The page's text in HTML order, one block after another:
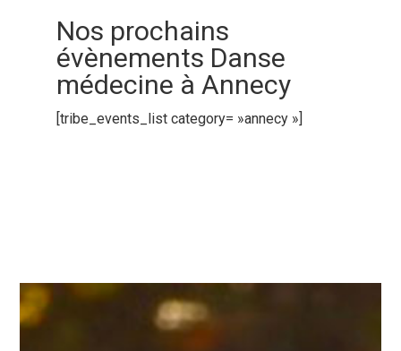
Nos prochains
évènements Danse
médecine à Annecy
[tribe_events_list category= »annecy »]